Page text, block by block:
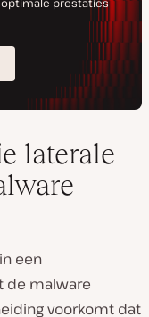
laterale
een
de malware
voorkomt dat